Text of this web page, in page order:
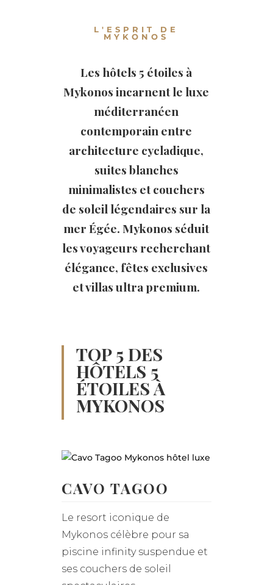
L'ESPRIT DE
MYKONOS
Les hôtels 5 étoiles à
Mykonos incarnent le luxe
méditerranéen
contemporain entre
architecture cycladique,
suites blanches
minimalistes et couchers
de soleil légendaires sur la
mer Égée. Mykonos séduit
les voyageurs recherchant
élégance, fêtes exclusives
et villas ultra premium.
TOP 5 DES
HÔTELS 5
ÉTOILES À
MYKONOS
CAVO TAGOO
Le resort iconique de
Mykonos célèbre pour sa
piscine infinity suspendue et
ses couchers de soleil